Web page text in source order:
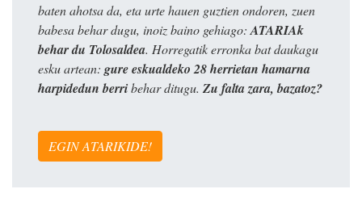
baten ahotsa da, eta urte hauen guztien ondoren, zuen
babesa behar dugu, inoiz baino gehiago: ATARIAk
behar du Tolosaldea. Horregatik erronka bat daukagu
esku artean: gure eskualdeko 28 herrietan hamarna
harpidedun berribehar ditugu. Zu falta zara, bazatoz?
EGIN ATARIKIDE!